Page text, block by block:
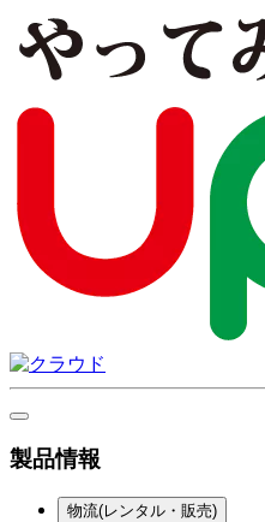
製品情報
物流(レンタル・販売)